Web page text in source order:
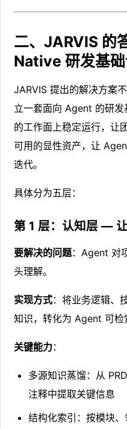
二、JARVIS 的
Native 研发基
JARVIS 提出的解决方案
立一套面向 Agent 的研
的工作面上稳定运行，让
可用的显性资产，让
迭代。
具体分为五层：
第 1 层：认知层 —
要解决的问题：Agent 对
头理解。
实现方式：将业务逻辑、
知识，转化为 Agent 可检
关键能力：
多源知识蒸馏：从
注释中提取关键信息
结构化索引：按模块